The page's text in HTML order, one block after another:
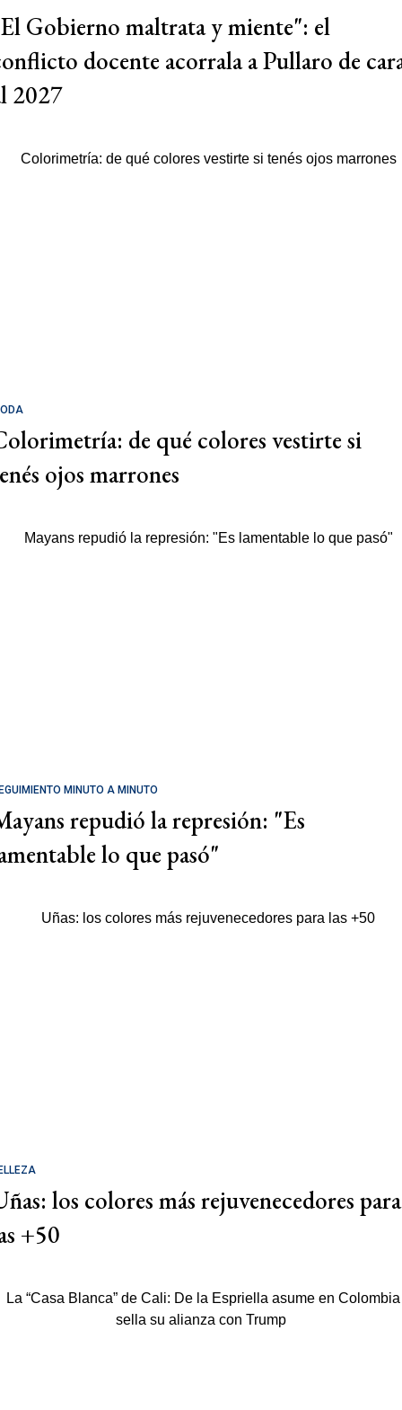
Gobierno maltrata y miente": el
docente acorrala a Pullaro de
2027
de qué colores vestirte si
ojos marrones
MINUTO A MINUTO
repudió la represión: "Es
lo que pasó"
los colores más rejuvenecedores para
+50